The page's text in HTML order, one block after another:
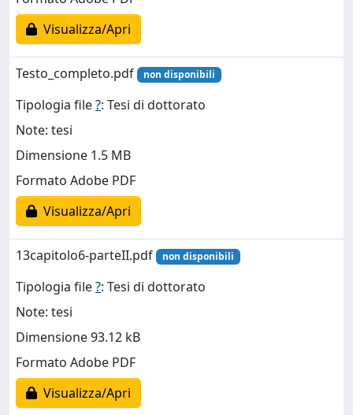
Visualizza/Apri
Testo_completo.pdf non disponibili
Tipologia file?: Tesi di dottorato
Note: tesi
Dimensione 1.5 MB
Formato Adobe PDF
Visualizza/Apri
13capitolo6-parteII.pdf non disponibili
Tipologia file?: Tesi di dottorato
Note: tesi
Dimensione 93.12 kB
Formato Adobe PDF
Visualizza/Apri